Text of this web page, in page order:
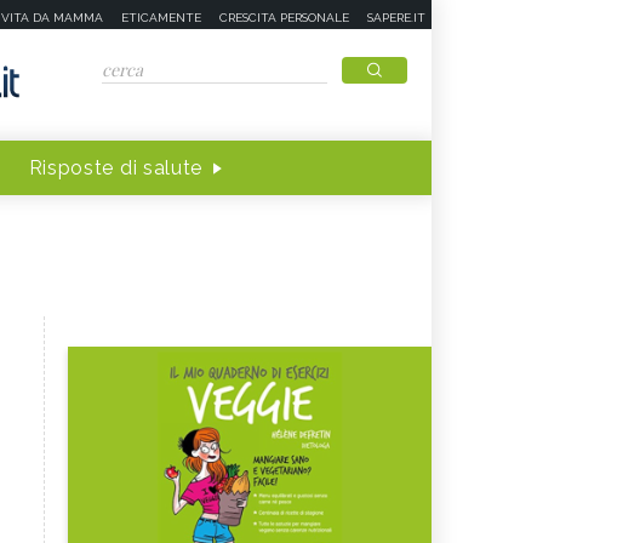
VITA DA MAMMA ETICAMENTE CRESCITA PERSONALE SAPERE.IT
Risposte di salute